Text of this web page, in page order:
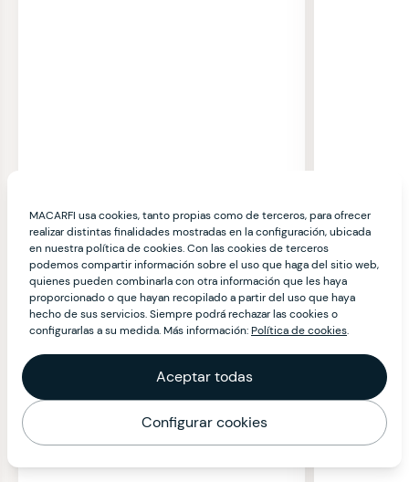
MACARFI usa cookies, tanto propias como de terceros, para ofrecer
realizar distintas finalidades mostradas en la configuración, ubicada
en nuestra política de cookies. Con las cookies de terceros
podemos compartir información sobre el uso que haga del sitio web,
quienes pueden combinarla con otra información que les haya
proporcionado o que hayan recopilado a partir del uso que haya
hecho de sus servicios. Siempre podrá rechazar las cookies o
configurarlas a su medida. Más información:Política de cookies.
Aceptar todas
Configurar cookies